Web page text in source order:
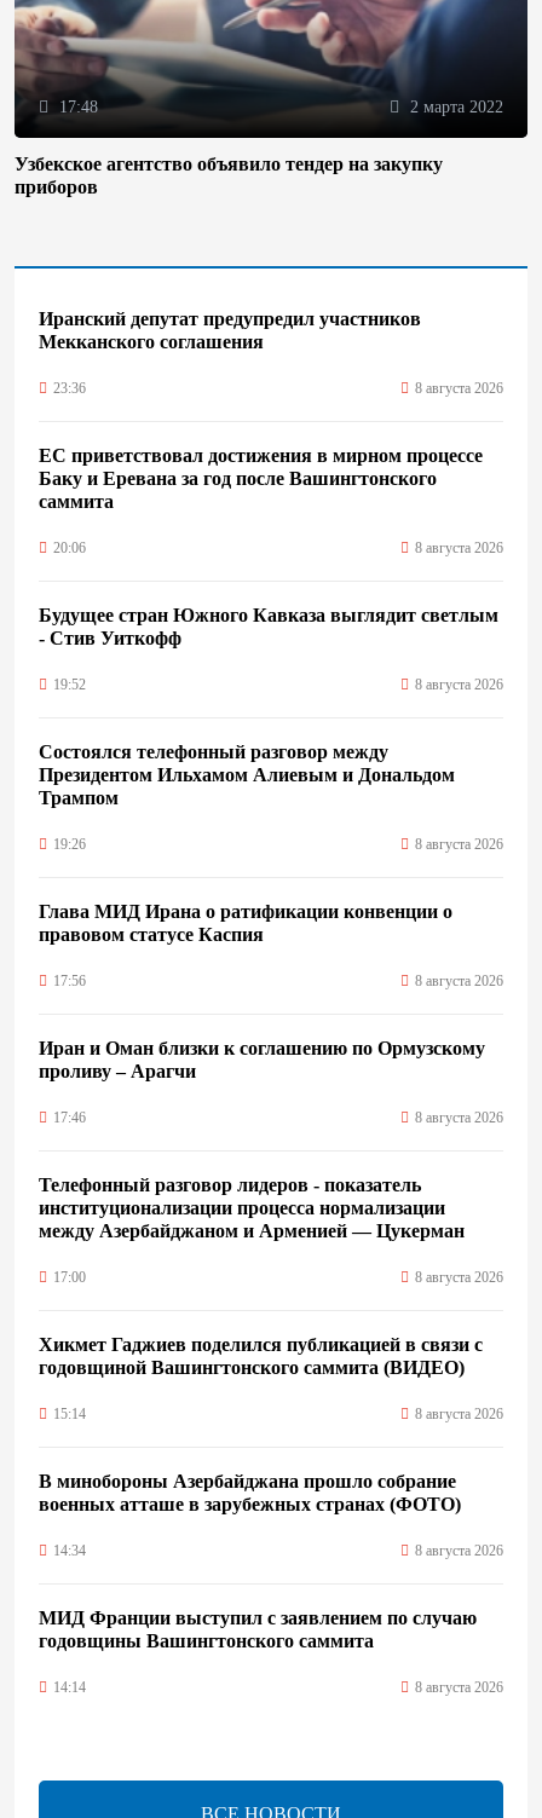
17:48 2 марта 2022
Узбекское агентство объявило тендер на закупку
приборов
Иранский депутат предупредил участников
Мекканского соглашения
23:36 8 августа 2026
ЕС приветствовал достижения в мирном процессе
Баку и Еревана за год после Вашингтонского
саммита
20:06 8 августа 2026
Будущее стран Южного Кавказа выглядит светлым
- Стив Уиткофф
19:52 8 августа 2026
Состоялся телефонный разговор между
Президентом Ильхамом Алиевым и Дональдом
Трампом
19:26 8 августа 2026
Глава МИД Ирана о ратификации конвенции о
правовом статусе Каспия
17:56 8 августа 2026
Иран и Оман близки к соглашению по Ормузскому
проливу – Арагчи
17:46 8 августа 2026
Телефонный разговор лидеров - показатель
институционализации процесса нормализации
между Азербайджаном и Арменией — Цукерман
17:00 8 августа 2026
Хикмет Гаджиев поделился публикацией в связи с
годовщиной Вашингтонского саммита (ВИДЕО)
15:14 8 августа 2026
В минобороны Азербайджана прошло собрание
военных атташе в зарубежных странах (ФОТО)
14:34 8 августа 2026
МИД Франции выступил с заявлением по случаю
годовщины Вашингтонского саммита
14:14 8 августа 2026
синхронизировали курс на мир
ВСЕ НОВОСТИ